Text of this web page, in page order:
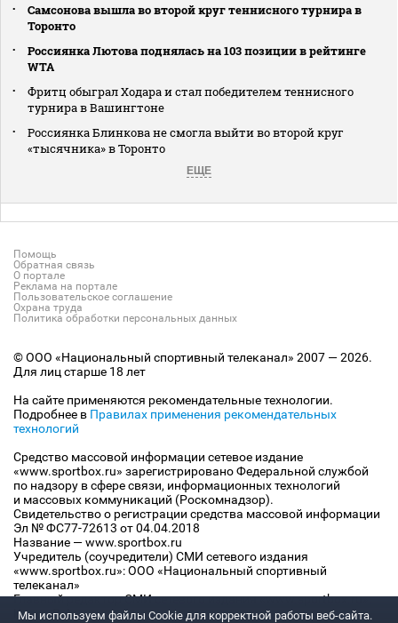
Самсонова вышла во второй круг теннисного турнира в
Торонто
Россиянка Лютова поднялась на 103 позиции в рейтинге
WTA
Фритц обыграл Ходара и стал победителем теннисного
турнира в Вашингтоне
Россиянка Блинкова не смогла выйти во второй круг
«тысячника» в Торонто
ЕЩЕ
Помощь
Обратная связь
О портале
Реклама на портале
Пользовательское соглашение
Охрана труда
Политика обработки персональных данных
© ООО «Национальный спортивный телеканал» 2007 — 2026.
Для лиц старше 18 лет
На сайте применяются рекомендательные технологии.
Подробнее в Правилах применения рекомендательных
технологий
Средство массовой информации сетевое издание
«www.sportbox.ru» зарегистрировано Федеральной службой
по надзору в сфере связи, информационных технологий
и массовых коммуникаций (Роскомнадзор).
Свидетельство о регистрации средства массовой информации
Эл № ФС77-72613 от 04.04.2018
Название — www.sportbox.ru
Учредитель (соучредители) СМИ сетевого издания
«www.sportbox.ru»: ООО «Национальный спортивный
телеканал»
Главный редактор СМИ сетевого издания «www.sportbox.ru»:
Конов В.А.
Мы используем файлы Сookie для корректной работы веб-сайта.